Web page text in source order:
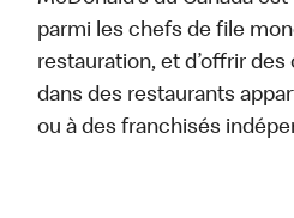
parmi les chefs de file
restauration, et d’offrir des
dans des restaurants
ou à des franchisés